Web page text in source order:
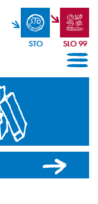
STO SLO 99
2022/2023